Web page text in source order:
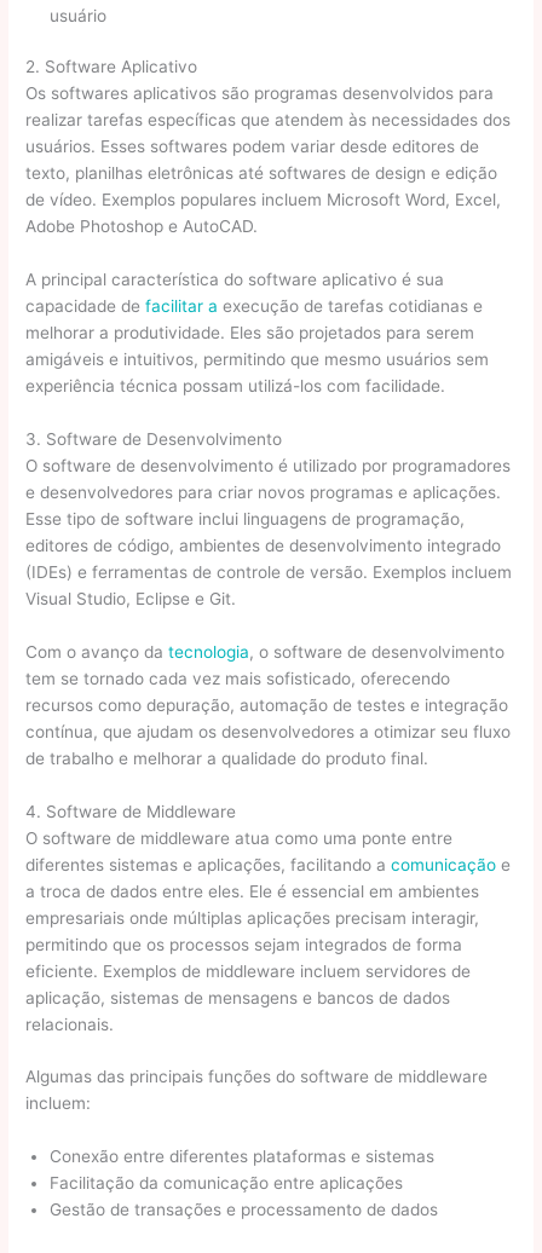
usuário
2. Software Aplicativo
Os softwares aplicativos são programas desenvolvidos para
realizar tarefas específicas que atendem às necessidades dos
usuários. Esses softwares podem variar desde editores de
texto, planilhas eletrônicas até softwares de design e edição
de vídeo. Exemplos populares incluem Microsoft Word, Excel,
Adobe Photoshop e AutoCAD.
A principal característica do software aplicativo é sua
capacidade defacilitar a execução de tarefas cotidianas e
melhorar a produtividade. Eles são projetados para serem
amigáveis e intuitivos, permitindo que mesmo usuários sem
experiência técnica possam utilizá-los com facilidade.
3. Software de Desenvolvimento
O software de desenvolvimento é utilizado por programadores
e desenvolvedores para criar novos programas e aplicações.
Esse tipo de software inclui linguagens de programação,
editores de código, ambientes de desenvolvimento integrado
(IDEs) e ferramentas de controle de versão. Exemplos incluem
Visual Studio, Eclipse e Git.
Com o avanço datecnologia, o software de desenvolvimento
tem se tornado cada vez mais sofisticado, oferecendo
recursos como depuração, automação de testes e integração
contínua, que ajudam os desenvolvedores a otimizar seu fluxo
de trabalho e melhorar a qualidade do produto final.
4. Software de Middleware
O software de middleware atua como uma ponte entre
diferentes sistemas e aplicações, facilitando acomunicação e
a troca de dados entre eles. Ele é essencial em ambientes
empresariais onde múltiplas aplicações precisam interagir,
permitindo que os processos sejam integrados de forma
eficiente. Exemplos de middleware incluem servidores de
aplicação, sistemas de mensagens e bancos de dados
relacionais.
Algumas das principais funções do software de middleware
incluem:
Conexão entre diferentes plataformas e sistemas
Facilitação da comunicação entre aplicações
Gestão de transações e processamento de dados